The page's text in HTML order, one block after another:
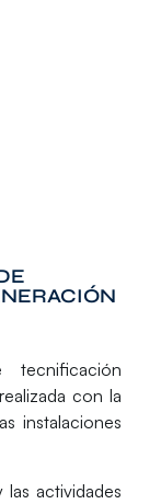
con la
instalaciones
actividades